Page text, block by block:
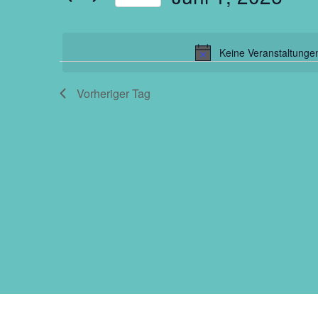
Keine
Vorheriger Tag